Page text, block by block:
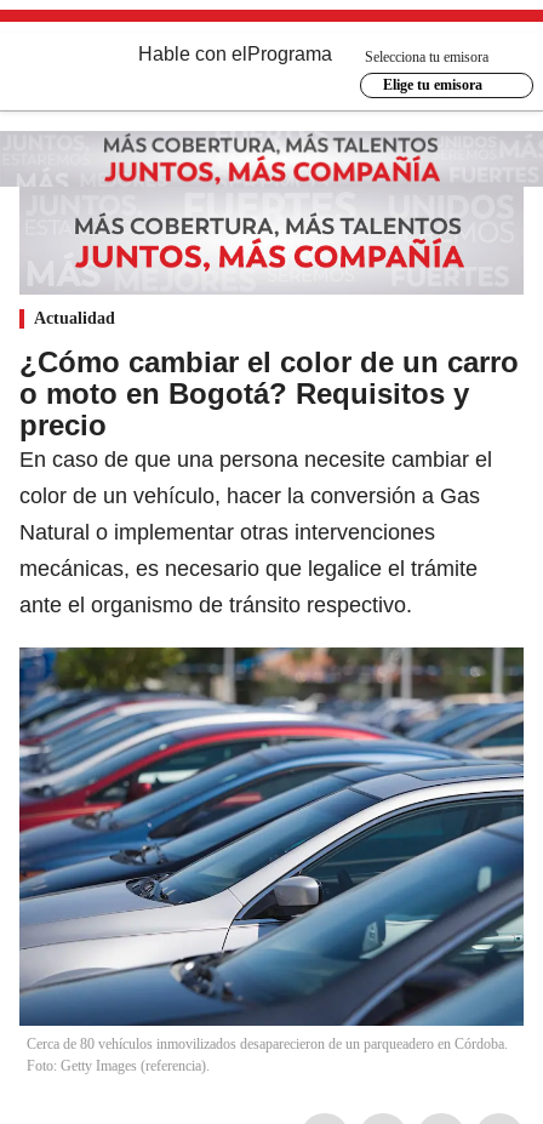
Hable con el Programa
Selecciona tu emisora
Elige tu emisora
Actualidad
¿Cómo cambiar el color de un carro
o moto en Bogotá? Requisitos y
precio
En caso de que una persona necesite cambiar el
color de un vehículo, hacer la conversión a Gas
Natural o implementar otras intervenciones
mecánicas, es necesario que legalice el trámite
ante el organismo de tránsito respectivo.
Cerca de 80 vehículos inmovilizados desaparecieron de un parqueadero en Córdoba.
Foto: Getty Images (referencia).